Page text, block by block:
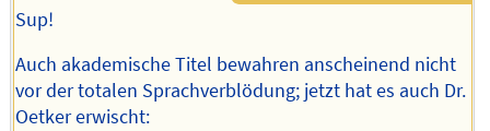
Sup!
Auch akademische Titel bewahren anscheinend nicht
vor der totalen Sprachverblödung; jetzt hat es auch Dr.
Oetker erwischt: